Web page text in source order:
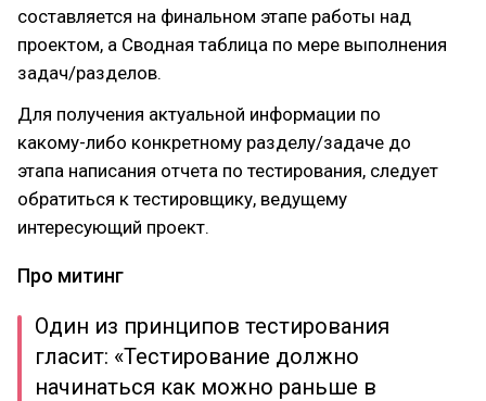
составляется на финальном этапе работы над
проектом, а Сводная таблица по мере выполнения
задач/разделов.
Для получения актуальной информации по
какому-либо конкретному разделу/задаче до
этапа написания отчета по тестирования, следует
обратиться к тестировщику, ведущему
интересующий проект.
Про митинг
Один из принципов тестирования
гласит: «Тестирование должно
начинаться как можно раньше в